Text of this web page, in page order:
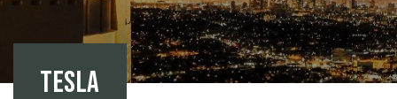
Tesla